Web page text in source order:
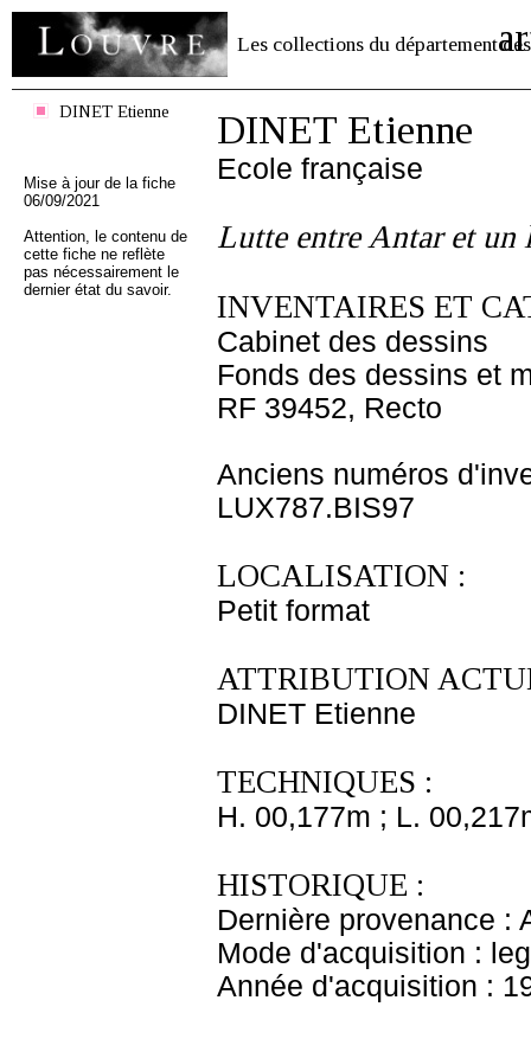
Les collections du département des
DINET Etienne
Mise à jour de la fiche
06/09/2021
Attention, le contenu de
cette fiche ne reflète
pas nécessairement le
dernier état du savoir.
DINET Etienne
Ecole française
Lutte entre Antar et un
INVENTAIRES ET
Cabinet des dessins
Fonds des dessins et
RF 39452, Recto
Anciens numéros
LUX787.BIS97
LOCALISATION :
Petit format
ATTRIBUTION
DINET Etienne
TECHNIQUES :
H. 00,177m ; L.
HISTORIQUE :
Dernière provenance :
Mode d'acquisition :
Année d'acquisition :